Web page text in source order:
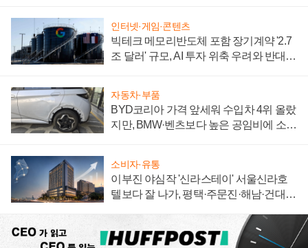
인터넷·게임·콘텐츠
빅테크 메모리반도체 포함 장기계약 '2.7
조 달러' 규모, AI 투자 위축 우려와 반대
자동차·부품
BYD코리아 가격 앞세워 수입차 4위 올랐
지만, BMW·벤츠보다 높은 공임비에 소비
소비자·유통
이부진 야심작 '신라스테이' 서울신라호
텔보다 잘 나가, 평택·주문진·해남·건대로